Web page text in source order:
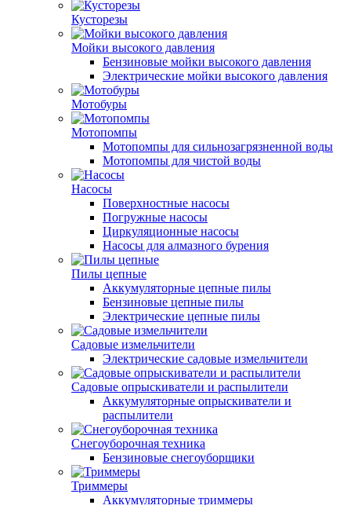
Кусторезы
Мойки высокого давления
Бензиновые мойки высокого давления
Электрические мойки высокого давления
Мотобуры
Мотопомпы
Мотопомпы для сильнозагрязненной воды
Мотопомпы для чистой воды
Насосы
Поверхностные насосы
Погружные насосы
Циркуляционные насосы
Насосы для алмазного бурения
Пилы цепные
Аккумуляторные цепные пилы
Бензиновые цепные пилы
Электрические цепные пилы
Садовые измельчители
Электрические садовые измельчители
Садовые опрыскиватели и распылители
Аккумуляторные опрыскиватели и
распылители
Снегоуборочная техника
Бензиновые снегоуборщики
Триммеры
Аккумуляторные триммеры